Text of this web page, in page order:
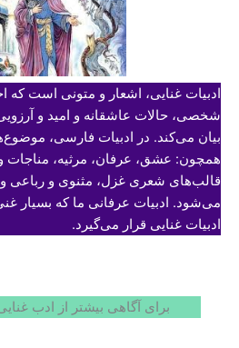
ادبیات غنایی، اشعار و متونی است
شخصی، حالات عاشقانه و امید و
بیان می‌کند. در ادبیات فارسی،
همچون: عشق، عرفان، مرثیه، مناجات و
قالب‌های شعری غزل، مثنوی و رباعی و
می‌شود. ادبیات عرفانی ما که بسیار
ادبیات غنایی قرار می‌گیرد.
برای آگاهی بیشتر از ادب